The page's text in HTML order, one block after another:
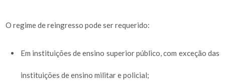
O regime de reingresso pode ser requerido:
Em instituições de ensino superior público, com exceção das
instituições de ensino militar e policial;